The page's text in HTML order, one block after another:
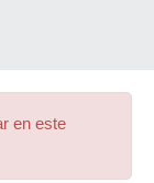
en este